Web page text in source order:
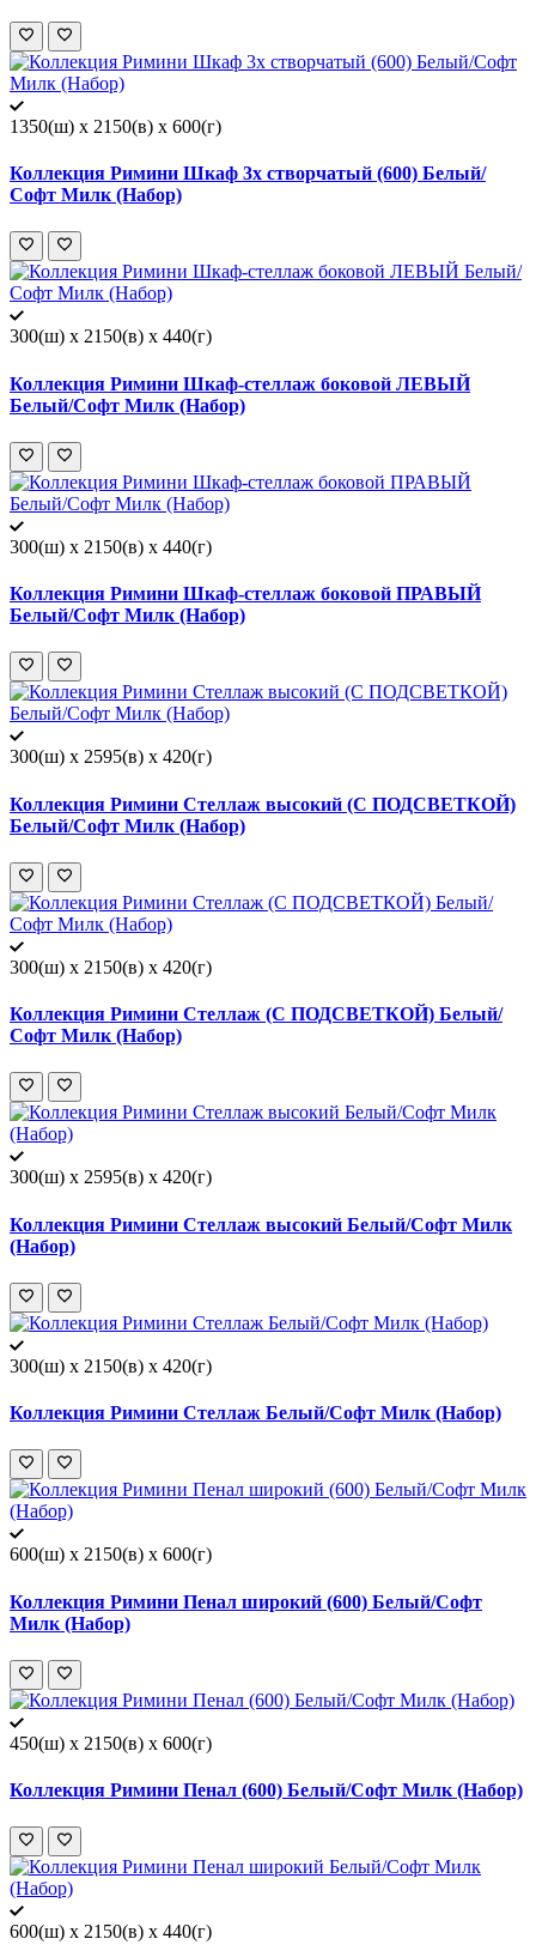
1350(ш) x 2150(в) x 600(г)
Коллекция Римини Шкаф 3х створчатый (600) Белый/
Софт Милк (Набор)
300(ш) x 2150(в) x 440(г)
Коллекция Римини Шкаф-стеллаж боковой ЛЕВЫЙ
Белый/Софт Милк (Набор)
300(ш) x 2150(в) x 440(г)
Коллекция Римини Шкаф-стеллаж боковой ПРАВЫЙ
Белый/Софт Милк (Набор)
300(ш) x 2595(в) x 420(г)
Коллекция Римини Стеллаж высокий (С ПОДСВЕТКОЙ)
Белый/Софт Милк (Набор)
300(ш) x 2150(в) x 420(г)
Коллекция Римини Стеллаж (С ПОДСВЕТКОЙ) Белый/
Софт Милк (Набор)
300(ш) x 2595(в) x 420(г)
Коллекция Римини Стеллаж высокий Белый/Софт Милк
(Набор)
300(ш) x 2150(в) x 420(г)
Коллекция Римини Стеллаж Белый/Софт Милк (Набор)
600(ш) x 2150(в) x 600(г)
Коллекция Римини Пенал широкий (600) Белый/Софт
Милк (Набор)
450(ш) x 2150(в) x 600(г)
Коллекция Римини Пенал (600) Белый/Софт Милк (Набор)
600(ш) x 2150(в) x 440(г)